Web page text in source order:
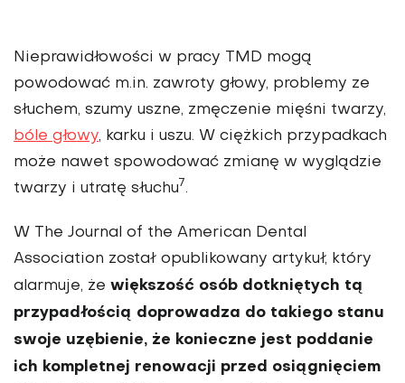
Nieprawi­dłowości w pracy TMD mogą
powodować m.in. zawroty głowy, problemy ze
słuchem, szumy uszne, zmęczenie mię­śni twarzy,
bóle głowy, karku i uszu. W ciężkich przypad­kach
może nawet spowo­dować zmianę w wyglądzie
twarzy i utratę słuchu7.
W The Journal of the Ameri­can Dental
Association został opublikowany artykuł, który
alarmuje, że większość osób dotkniętych tą
przypadłością doprowadza do takiego stanu
swoje uzębienie, że konieczne jest poddanie
ich kompletnej renowacji przed osiągnię­ciem